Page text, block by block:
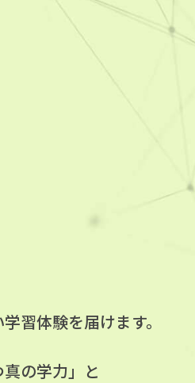
習体験を届けます。
の学力」と